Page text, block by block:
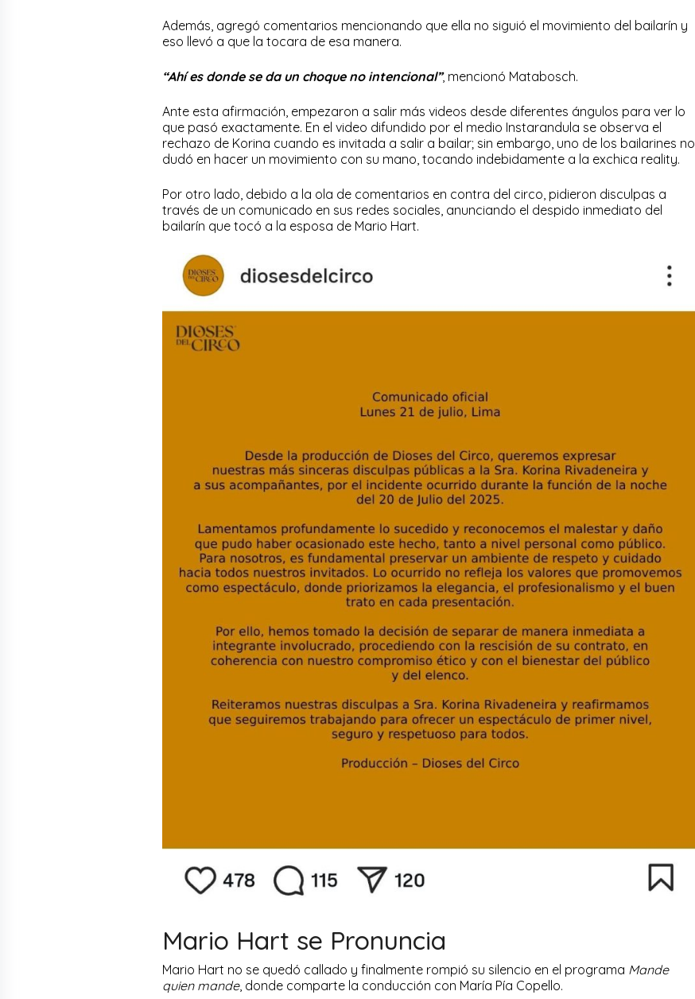
Además, agregó comentarios mencionando que ella no siguió el movimiento del bailarín y
eso llevó a que la tocara de esa manera.
“Ahí es donde se da un choque no intencional”, mencionó Matabosch.
Ante esta afirmación, empezaron a salir más videos desde diferentes ángulos para ver lo
que pasó exactamente. En el video difundido por el medio Instarandula se observa el
rechazo de Korina cuando es invitada a salir a bailar; sin embargo, uno de los bailarines no
dudó en hacer un movimiento con su mano, tocando indebidamente a la exchica reality.
Por otro lado, debido a la ola de comentarios en contra del circo, pidieron disculpas a
través de un comunicado en sus redes sociales, anunciando el despido inmediato del
bailarín que tocó a la esposa de Mario Hart.
Mario Hart se Pronuncia
Mario Hart no se quedó callado y finalmente rompió su silencio en el programa Mande
quien mande, donde comparte la conducción con María Pía Copello.